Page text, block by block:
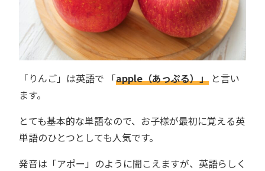
「りんご」は英語で 「apple（あっぷる）」 と言い
ます。
とても基本的な単語なので、お子様が最初に覚える英
単語のひとつとしても人気です。
発音は「アポー」のように聞こえますが、英語らしく